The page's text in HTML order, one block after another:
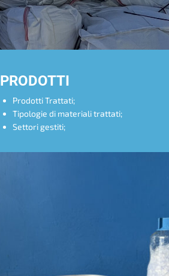
PRODOTTI
Prodotti Trattati;
Tipologie di materiali trattati;
Settori gestiti;